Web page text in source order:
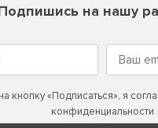
на нашу
кнопку «Подписаться», я
конфиденциальности